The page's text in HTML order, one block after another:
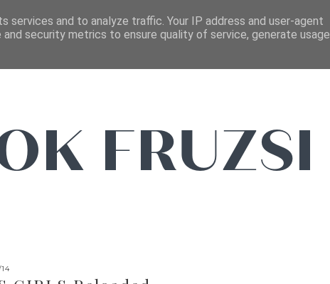
FŐOLDAL EMAIL
services and to analyze traffic. Your IP address and user-agent
security metrics to ensure quality of service, generate usage